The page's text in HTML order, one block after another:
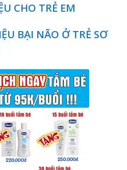
CHO TRẺ EM
BẠI NÃO Ở TRẺ SƠ